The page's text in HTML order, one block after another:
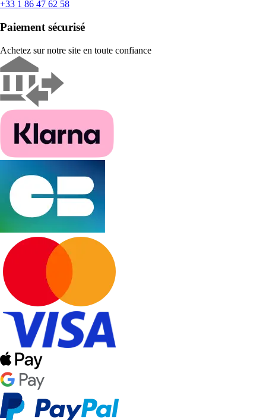
+33 1 86 47 62 58
Paiement sécurisé
Achetez sur notre site en toute confiance